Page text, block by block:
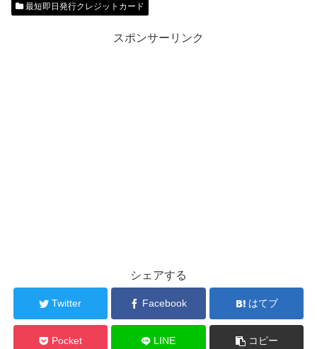
最短即日発行クレジットカード
スポンサーリンク
シェアする
Twitter Facebook はてブ
Pocket LINE コピー